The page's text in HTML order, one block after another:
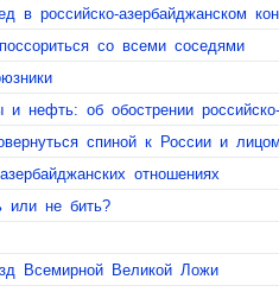
в российско-азербайджанском
со всеми соседями
нефть: об обострении
спиной к России и
отношениях
или не бить?
Всемирной Великой Ложи